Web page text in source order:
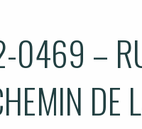
0469 –
DE